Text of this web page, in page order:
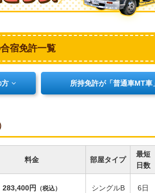
宿免許一覧
所持免許が「普通車MT車
料金 部屋タイプ
最短
日数
283,400円 （税込） シングルB 6日